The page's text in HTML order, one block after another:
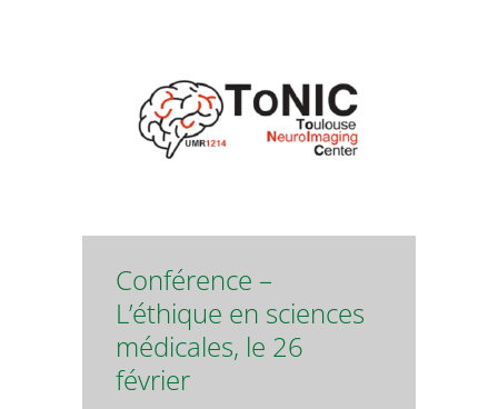
Conférence –
L’éthique en sciences
médicales, le 26
février